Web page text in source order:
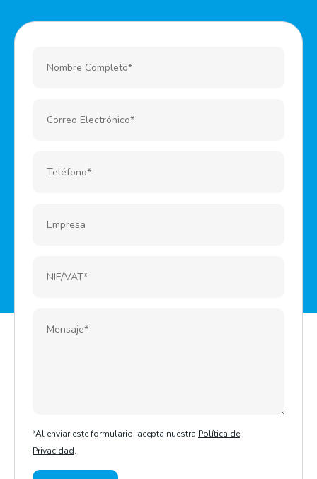
*Al enviar este formulario, acepta nuestra Política de
Privacidad.